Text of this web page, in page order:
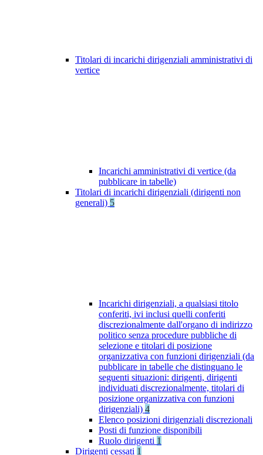
Titolari di incarichi dirigenziali amministrativi di
vertice
Incarichi amministrativi di vertice (da
pubblicare in tabelle)
Titolari di incarichi dirigenziali (dirigenti non
generali) 5
Incarichi dirigenziali, a qualsiasi titolo
conferiti, ivi inclusi quelli conferiti
discrezionalmente dall'organo di indirizzo
politico senza procedure pubbliche di
selezione e titolari di posizione
organizzativa con funzioni dirigenziali (da
pubblicare in tabelle che distinguano le
seguenti situazioni: dirigenti, dirigenti
individuati discrezionalmente, titolari di
posizione organizzativa con funzioni
dirigenziali) 4
Elenco posizioni dirigenziali discrezionali
Posti di funzione disponibili
Ruolo dirigenti 1
Dirigenti cessati 1